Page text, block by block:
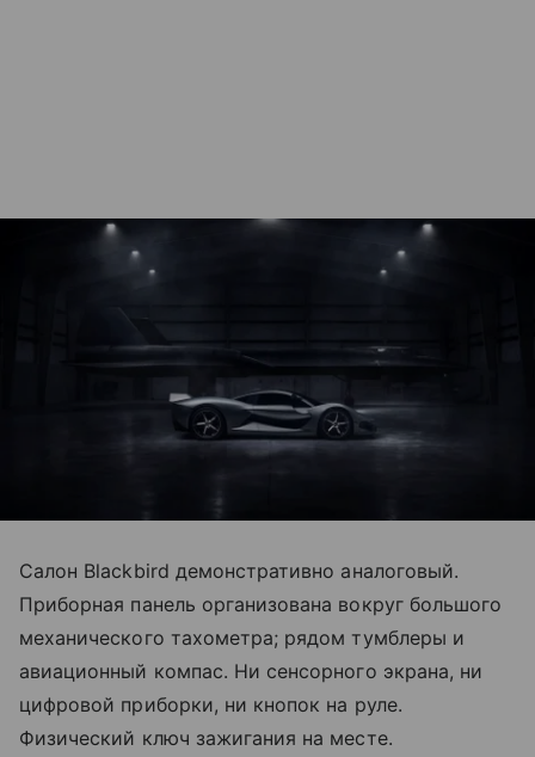
Салон Blackbird демонстративно аналоговый.
Приборная панель организована вокруг большого
механического тахометра; рядом тумблеры и
авиационный компас. Ни сенсорного экрана, ни
цифровой приборки, ни кнопок на руле.
Физический ключ зажигания на месте.